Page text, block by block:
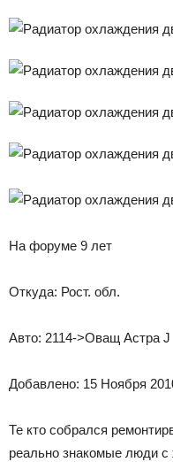
На форуме 9 лет
Откуда: Рост. обл.
Авто: 2114->Оващ Астра J
Добавлено: 15 Ноября
Те кто собрался
реально знакомые люди